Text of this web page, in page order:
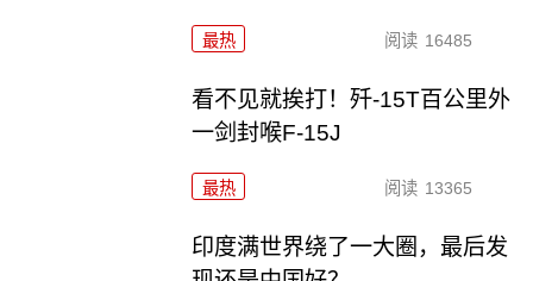
最热 阅读 16485
看不见就挨打！歼-15T百公里外
一剑封喉F-15J
最热 阅读 13365
印度满世界绕了一大圈，最后发